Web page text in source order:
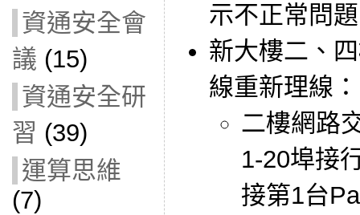
資通安全會
議 (15)
資通安全研
習 (39)
運算思維
(7)
示不正常問
新大樓二、
線重新理線：
二樓網路
1-20埠接
接第1台